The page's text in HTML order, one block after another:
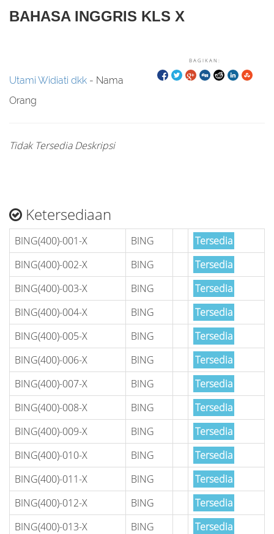
BAHASA INGGRIS KLS X
BAGIKAN:
Utami Widiati dkk - Nama
Orang
Tidak Tersedia Deskripsi
Ketersediaan
BING(400)-001-X BING
Tersedia
BING(400)-002-X
BING
Tersedia
BING(400)-003-X
BING
Tersedia
BING(400)-004-X
BING
Tersedia
BING(400)-005-X
BING
Tersedia
BING(400)-006-X
BING
Tersedia
BING(400)-007-X
BING
Tersedia
BING(400)-008-X
BING
Tersedia
BING(400)-009-X
BING
Tersedia
BING(400)-010-X
BING
Tersedia
BING(400)-011-X
BING
Tersedia
BING(400)-012-X
BING
Tersedia
BING(400)-013-X
BING
Tersedia